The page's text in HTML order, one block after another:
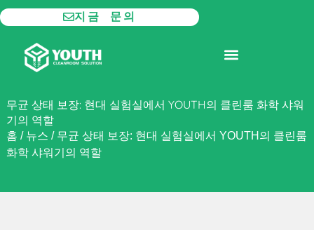
콘
텐
뛰
기
지금 문의
무균 상태 보장: 현대 실험실에서 YOUTH의 클린룸 화학 샤워
기의 역할
홈 / 뉴스 / 무균 상태 보장: 현대 실험실에서 YOUTH의 클린룸
화학 샤워기의 역할